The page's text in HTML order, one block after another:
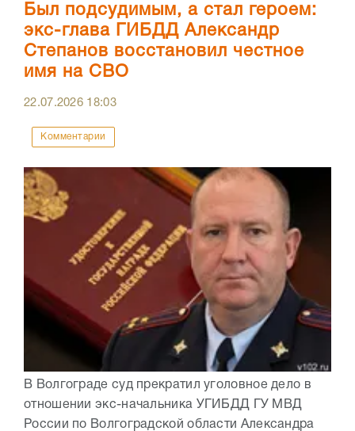
Был подсудимым, а стал героем:
экс-глава ГИБДД Александр
Степанов восстановил честное
имя на СВО
22.07.2026 18:03
Комментарии
В Волгограде суд прекратил уголовное дело в
отношении экс-начальника УГИБДД ГУ МВД
России по Волгоградской области Александра